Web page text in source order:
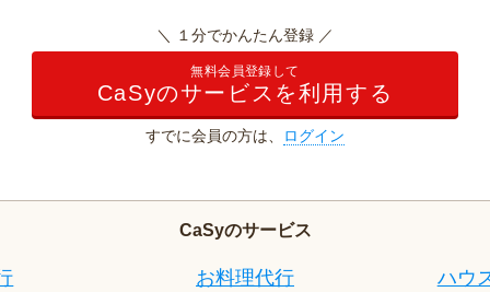
＼ １分でかんたん登録 ／
無料会員登録して
CaSyのサービスを利用する
すでに会員の方は、 ログイン
CaSyのサービス
お料理代行 ハウ